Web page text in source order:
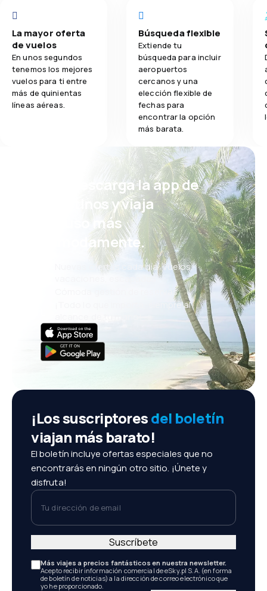
La mayor oferta
de vuelos
En unos segundos
tenemos los mejores
vuelos para ti entre
más de quinientas
líneas aéreas.
Búsqueda flexible
Extiende tu
búsqueda para incluir
aeropuertos
cercanos y una
elección flexible de
fechas para
encontrar la opción
más barata.
¡Eh! Descarga la app de
eDestinos y viaja
incluso más
cómodamente.
Nuevas ofertas cada día: vuelos,
vacaciones, escapadas
Cómoda gestión de reservas
¡Todo lo que importa, siempre al
¡Los suscriptoresdel boletín
viajan más barato!
El boletín incluye ofertas especiales que no
encontrarás en ningún otro sitio. ¡Únete y
disfruta!
Tu dirección de email
Más viajes a precios fantásticos en nuestra newsletter.
Acepto recibir información comercial de eSky.pl S.A. (en forma
de boletín de noticias) a la dirección de correo electrónico que
yo he proporcionado.
Suscríbete